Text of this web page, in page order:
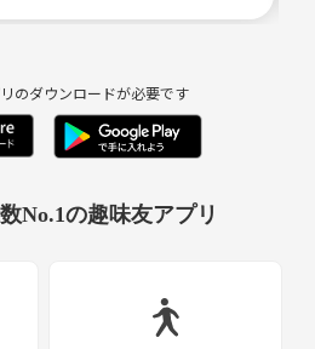
のダウンロードが必要です
No.1の趣味友アプリ